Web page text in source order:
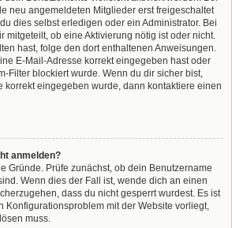
neu angemeldeten Mitglieder erst freigeschaltet
dies selbst erledigen oder ein Administrator. Bei
mitgeteilt, ob eine Aktivierung nötig ist oder nicht.
hast, folge den dort enthaltenen Anweisungen.
E-Mail-Adresse korrekt eingegeben hast oder
Filter blockiert wurde. Wenn du dir sicher bist,
korrekt eingegeben wurde, dann kontaktiere einen
anmelden?
Gründe. Prüfe zunächst, ob dein Benutzername
Wenn dies der Fall ist, wende dich an einen
dass du nicht gesperrt wurdest. Es ist
Konfigurationsproblem mit der Website vorliegt,
muss.